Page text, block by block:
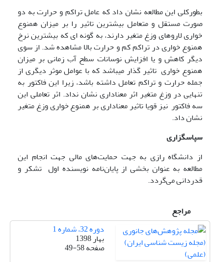
بطورکلی این مطالعه نشان داد که عامل تراکم و حرارت به دو
صورت مستقل و متعامل بیشترین تاثیر را بر میزان همنوع
خواری لاروهای وزغ متغیر دارند، به گونه ای که بیشترین نرخ
همنوع خواری در تراکم کم و حرارت بالا مشاهده شد. از سوی
دیگر کاهش و یا افزایش نوسانات سطح آب زمانی بر میزان
همنوع خواری تاثیر گذار می­باشد که با عوامل موثر دیگری از
جمله حرارت و تراکم تعامل داشته باشد، زیرا این فاکتور به
تنهایی در وزغ متغیر اثر معناداری نشان نداد. اثر تعاملی این
سه فاکتور نیز قویا تاثیر معناداری بر همنوع خواری وزغ متغیر
نشان داد.
سپاسگزاری
از دانشگاه رازی به جهت حمایت‌های مالی جهت انجام این
مطالعه به عنوان بخشی از پایان‌نامه نویسنده اول تشکر و
قدردانی می‌گردد.
مراجع
دوره 32، شماره 1
بهار 1398
صفحه49-58